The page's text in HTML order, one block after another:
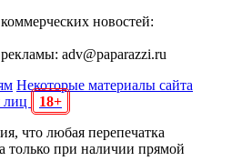
новостей:
adv@paparazzi.ru
Некоторые материалы сайта
лиц
18+
что любая перепечатка
только при наличии прямой